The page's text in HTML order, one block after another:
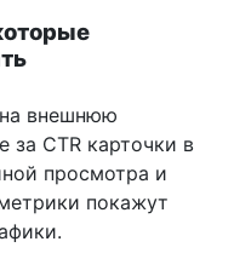
внешнюю
за CTR карточки в
просмотра и
покажут